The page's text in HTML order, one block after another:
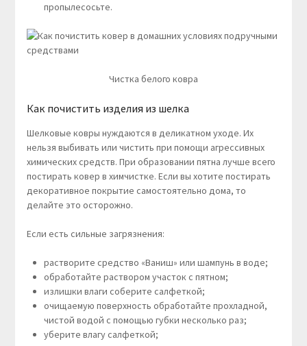
пропылесосьте.
Чистка белого ковра
Как почистить изделия из шелка
Шелковые ковры нуждаются в деликатном уходе. Их
нельзя выбивать или чистить при помощи агрессивных
химических средств. При образовании пятна лучше всего
постирать ковер в химчистке. Если вы хотите постирать
декоративное покрытие самостоятельно дома, то
делайте это осторожно.
Если есть сильные загрязнения:
растворите средство «Ваниш» или шампунь в воде;
обработайте раствором участок с пятном;
излишки влаги соберите салфеткой;
очищаемую поверхность обработайте прохладной,
чистой водой с помощью губки несколько раз;
уберите влагу салфеткой;